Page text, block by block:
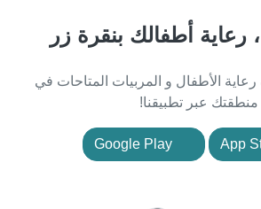
رعاية أطفالك بنقرة زر
الأطفال و المربيات المتاحات في
منطقتك عبر تطبيقنا!
Google Play